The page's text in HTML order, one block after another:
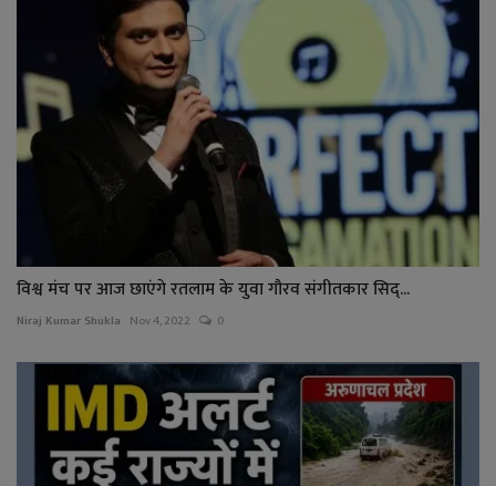
विश्व मंच पर आज छाएंगे रतलाम के युवा गौरव संगीतकार सिद्...
Niraj Kumar Shukla Nov 4, 2022 0